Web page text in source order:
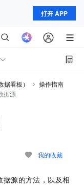
打开 APP
看板）
操作指南
据源
我的收藏
据源的方法，以及相